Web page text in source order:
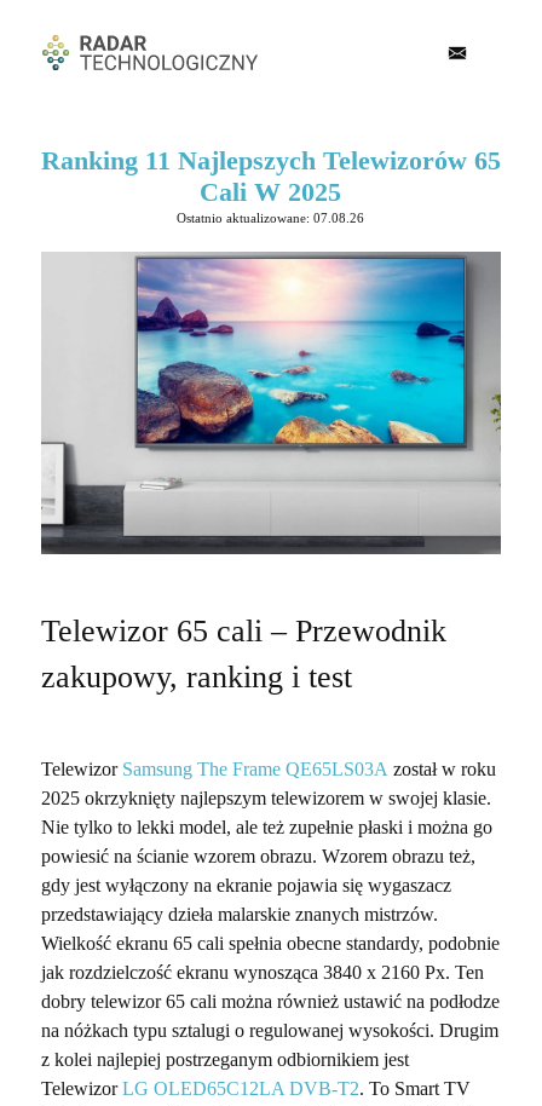
Ranking 11 Najlepszych Telewizorów 65
Cali W 2025
Ostatnio aktualizowane: 07.08.26
Telewizor 65 cali – Przewodnik
zakupowy, ranking i test
Telewizor Samsung The Frame QE65LS03A został w roku
2025 okrzyknięty najlepszym telewizorem w swojej klasie.
Nie tylko to lekki model, ale też zupełnie płaski i można go
powiesić na ścianie wzorem obrazu. Wzorem obrazu też,
gdy jest wyłączony na ekranie pojawia się wygaszacz
przedstawiający dzieła malarskie znanych mistrzów.
Wielkość ekranu 65 cali spełnia obecne standardy, podobnie
jak rozdzielczość ekranu wynosząca 3840 x 2160 Px. Ten
dobry telewizor 65 cali można również ustawić na podłodze
na nóżkach typu sztalugi o regulowanej wysokości. Drugim
z kolei najlepiej postrzeganym odbiornikiem jest
TelewizorLG OLED65C12LA DVB-T2. To Smart TV